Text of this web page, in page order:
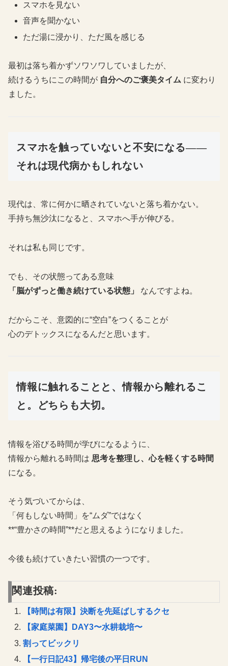
スマホを見ない
音声を聞かない
ただ湯に浸かり、ただ風を感じる
最初は落ち着かずソワソワしていましたが、
続けるうちにこの時間が 自分へのご褒美タイム に変わり
ました。
スマホを触っていないと不安になる――
それは現代病かもしれない
現代は、常に何かに晒されていないと落ち着かない。
手持ち無沙汰になると、スマホへ手が伸びる。
それは私も同じです。
でも、その状態ってある意味
「脳がずっと働き続けている状態」
なんですよね。
だからこそ、意図的に“空白”をつくることが
心のデトックスになるんだと思います。
情報に触れることと、情報から離れるこ
と。どちらも大切。
情報を浴びる時間が学びになるように、
情報から離れる時間は 思考を整理し、心を軽くする時間
になる。
そう気づいてからは、
「何もしない時間」を“ムダ”ではなく
**“豊かさの時間”**だと思えるようになりました。
今後も続けていきたい習慣の一つです。
関連投稿:
【時間は有限】決断を先延ばしするクセ
【家庭菜園】DAY3〜水耕栽培〜
割ってビックリ
【一行日記43】帰宅後の平日RUN